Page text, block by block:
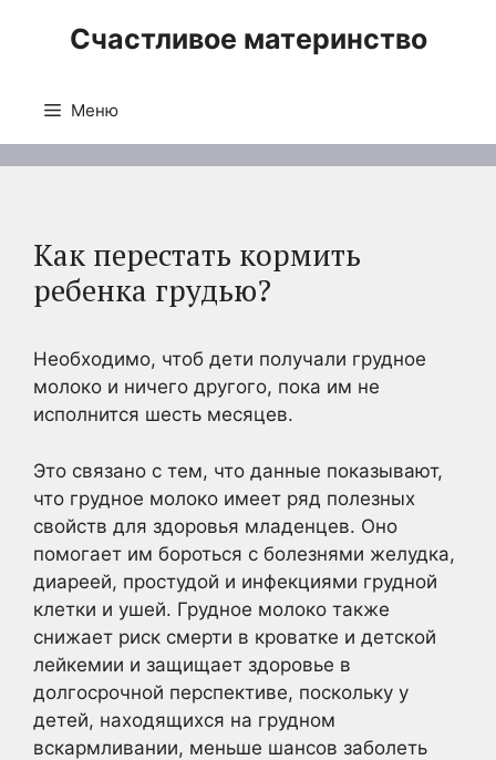
Счастливое материнство
Меню
Как перестать кормить
ребенка грудью?
Необходимо, чтоб дети получали грудное
молоко и ничего другого, пока им не
исполнится шесть месяцев.
Это связано с тем, что данные показывают,
что грудное молоко имеет ряд полезных
свойств для здоровья младенцев. Оно
помогает им бороться с болезнями желудка,
диареей, простудой и инфекциями грудной
клетки и ушей. Грудное молоко также
снижает риск смерти в кроватке и детской
лейкемии и защищает здоровье в
долгосрочной перспективе, поскольку у
детей, находящихся на грудном
вскармливании, меньше шансов заболеть